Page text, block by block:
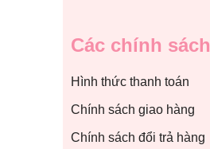
Các chính sách
Hình thức thanh toán
Chính sách giao hàng
Chính sách đổi trả hàng